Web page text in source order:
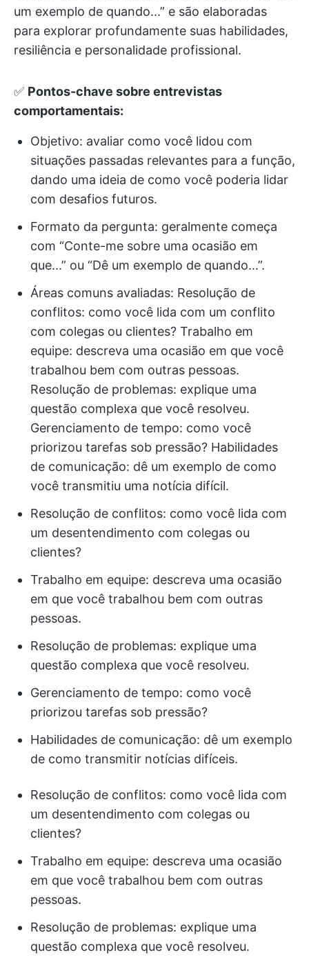
um exemplo de quando...” e são elaboradas
para explorar profundamente suas habilidades,
resiliência e personalidade profissional.
✅ Pontos-chave sobre entrevistas
comportamentais:
Objetivo: avaliar como você lidou com
situações passadas relevantes para a função,
dando uma ideia de como você poderia lidar
com desafios futuros.
Formato da pergunta: geralmente começa
com “Conte-me sobre uma ocasião em
que...” ou “Dê um exemplo de quando...”.
Áreas comuns avaliadas: Resolução de
conflitos: como você lida com um conflito
com colegas ou clientes? Trabalho em
equipe: descreva uma ocasião em que você
trabalhou bem com outras pessoas.
Resolução de problemas: explique uma
questão complexa que você resolveu.
Gerenciamento de tempo: como você
priorizou tarefas sob pressão? Habilidades
de comunicação: dê um exemplo de como
você transmitiu uma notícia difícil.
Resolução de conflitos: como você lida com
um desentendimento com colegas ou
clientes?
Trabalho em equipe: descreva uma ocasião
em que você trabalhou bem com outras
pessoas.
Resolução de problemas: explique uma
questão complexa que você resolveu.
Gerenciamento de tempo: como você
priorizou tarefas sob pressão?
Habilidades de comunicação: dê um exemplo
de como transmitir notícias difíceis.
Resolução de conflitos: como você lida com
um desentendimento com colegas ou
clientes?
Trabalho em equipe: descreva uma ocasião
em que você trabalhou bem com outras
pessoas.
Resolução de problemas: explique uma
questão complexa que você resolveu.